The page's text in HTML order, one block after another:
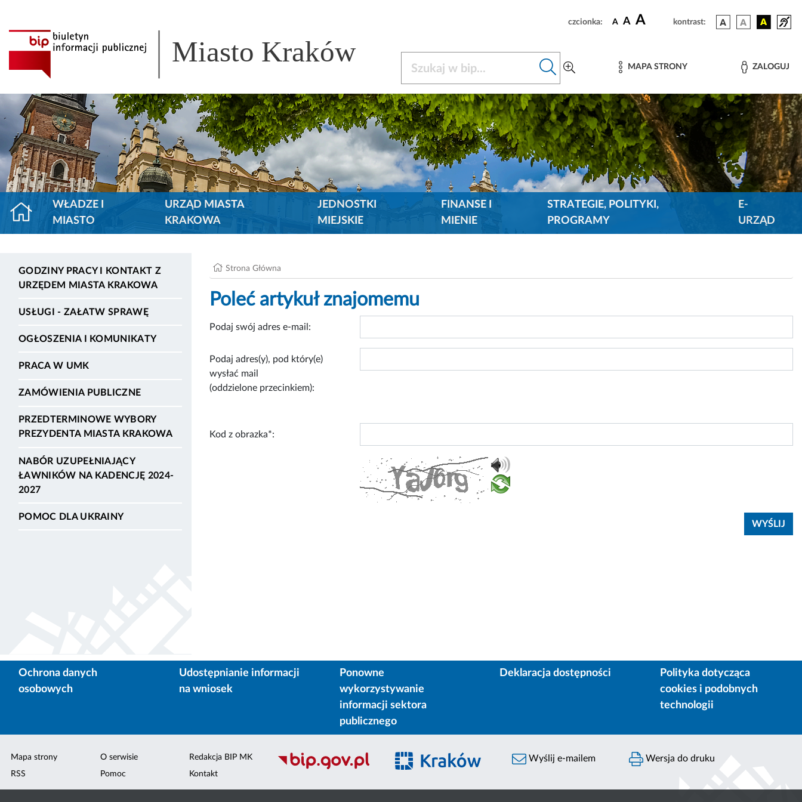
czcionka: A A A kontrast:
Miasto Kraków MAPA STRONY ZALOGUJ
WŁADZE I
MIASTO
URZĄD MIASTA
KRAKOWA
JEDNOSTKI
MIEJSKIE
FINANSE I
MIENIE
STRATEGIE, POLITYKI,
PROGRAMY
E-
URZĄD
GODZINY PRACY I KONTAKT Z
URZĘDEM MIASTA KRAKOWA
USŁUGI - ZAŁATW SPRAWĘ
OGŁOSZENIA I KOMUNIKATY
PRACA W UMK
ZAMÓWIENIA PUBLICZNE
PRZEDTERMINOWE WYBORY
PREZYDENTA MIASTA KRAKOWA
NABÓR UZUPEŁNIAJĄCY
ŁAWNIKÓW NA KADENCJĘ 2024-
2027
POMOC DLA UKRAINY
Strona Główna
Poleć artykuł znajomemu
Podaj swój adres e-mail:
Podaj adres(y), pod który(e)
wysłać mail
(oddzielone przecinkiem):
Kod z obrazka*:
Ochrona danych
osobowych
Udostępnianie informacji
na wniosek
Ponowne
wykorzystywanie
informacji sektora
publicznego
Deklaracja dostępności
Polityka dotycząca
cookies i podobnych
technologii
Mapa strony
RSS
O serwisie
Pomoc
Redakcja BIP MK
Kontakt
Wyślij e-mailem Wersja do druku